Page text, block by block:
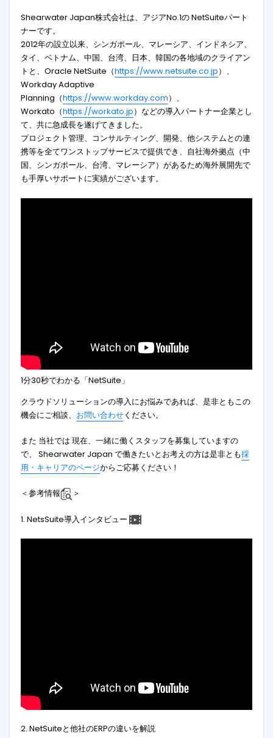
Shearwater Japan株式会社は、アジアNo.1の NetSuiteパート
ナーです。
2012年の設立以来、シンガポール、マレーシア、インドネシア、
タイ、ベトナム、中国、台湾、日本、韓国の各地域のクライアン
トと、Oracle NetSuite（https://www.netsuite.co.jp）、
Workday Adaptive
Planning（https://www.workday.com）、
Workato（https://workato.jp）などの導入パートナー企業とし
て、共に急成長を遂げてきました。
プロジェクト管理、コンサルティング、開発、他システムとの連
携等を全てワンストップサービスで提供でき、自社海外拠点（中
国、シンガポール、台湾、マレーシア）があるため海外展開先で
も手厚いサポートに実績がございます。
1分30秒でわかる「NetSuite」
クラウドソリューションの導入にお悩みであれば、是非ともこの
機会にご相談、 お問い合わせください。
また 当社では 現在、一緒に働くスタッフを募集していますの
で、 Shearwater Japan で働きたいとお考えの方は是非とも採
用・キャリアのページからご応募ください！
＜参考情報 ＞
1. NetsSuite導入インタビュー
2. NetSuiteと他社のERPの違いを解説